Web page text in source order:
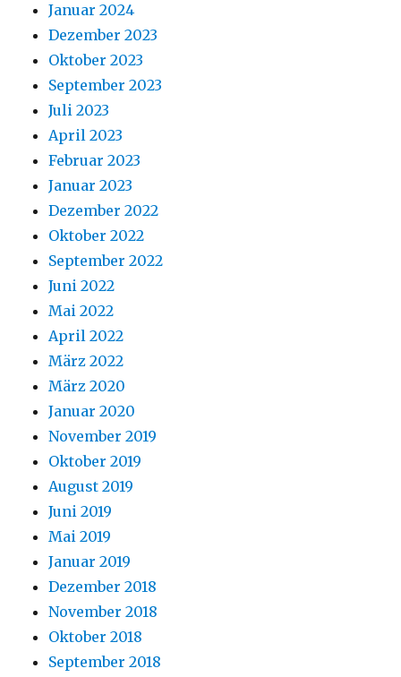
Januar 2024
Dezember 2023
Oktober 2023
September 2023
Juli 2023
April 2023
Februar 2023
Januar 2023
Dezember 2022
Oktober 2022
September 2022
Juni 2022
Mai 2022
April 2022
März 2022
März 2020
Januar 2020
November 2019
Oktober 2019
August 2019
Juni 2019
Mai 2019
Januar 2019
Dezember 2018
November 2018
Oktober 2018
September 2018